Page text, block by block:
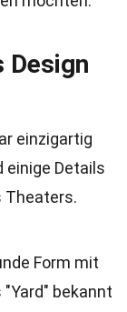
Design
einzigartig
einige Details
Theaters.
Form mit
bekannt